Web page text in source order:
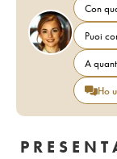
Con
Puoi
A
Ho